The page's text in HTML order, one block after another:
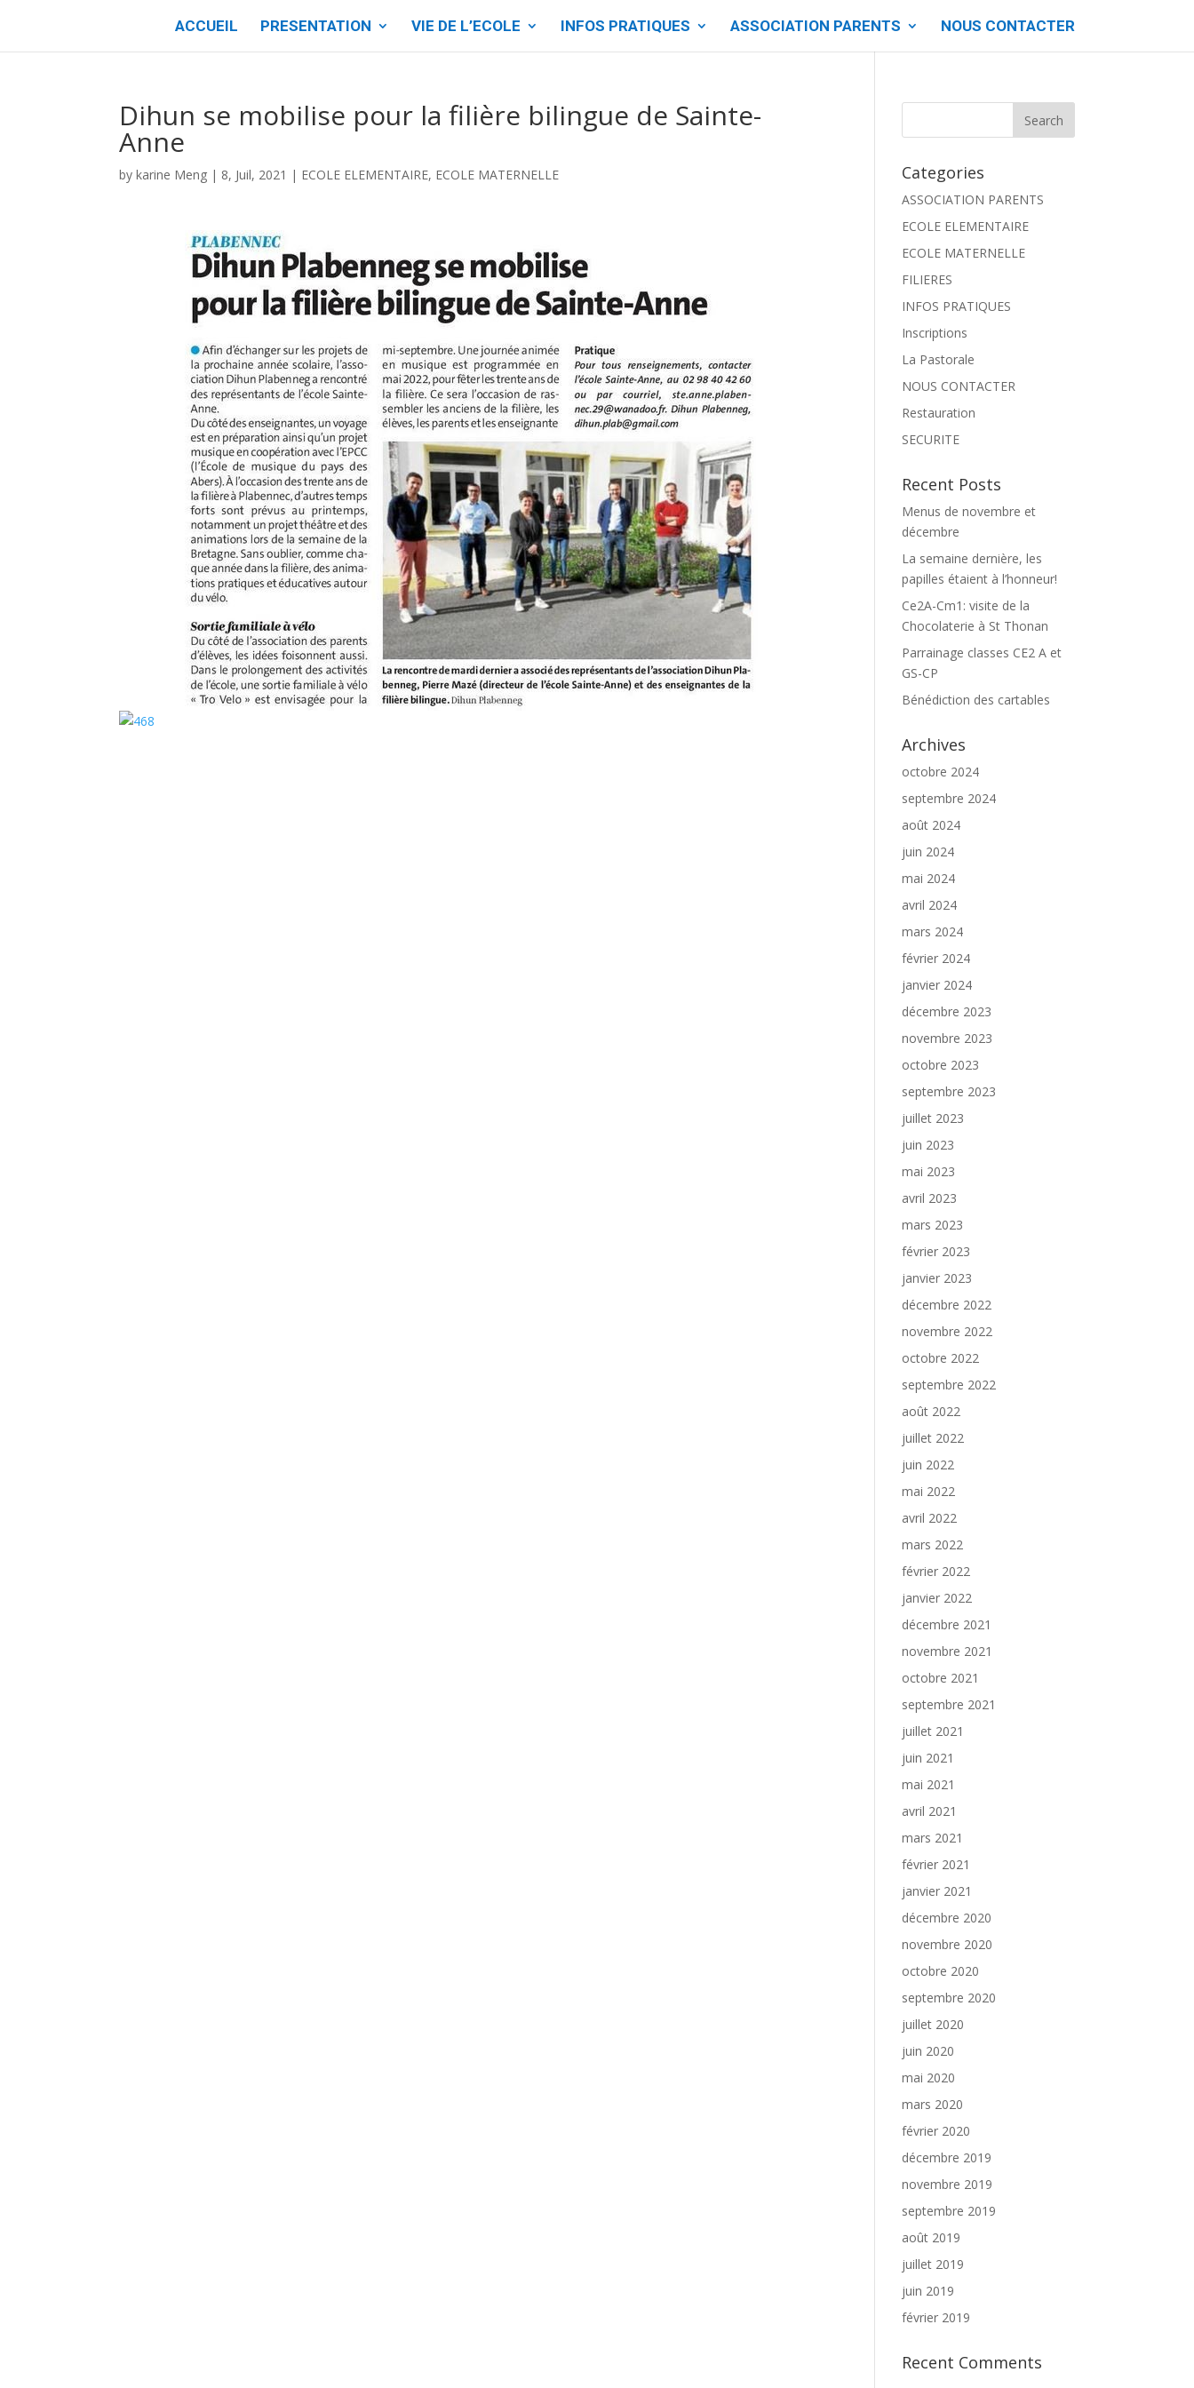
ACCUEIL PRESENTATION VIE DE L’ECOLE INFOS PRATIQUES ASSOCIATION PARENTS NOUS CONTACTER
Dihun se mobilise pour la filière bilingue de Sainte-
Anne
bykarine Meng | 8, Juil, 2021 | ECOLE ELEMENTAIRE, ECOLE MATERNELLE Categories
ASSOCIATION PARENTS
ECOLE ELEMENTAIRE
ECOLE MATERNELLE
FILIERES
INFOS PRATIQUES
Inscriptions
La Pastorale
NOUS CONTACTER
Restauration
SECURITE
Recent Posts
Menus de novembre et
décembre
La semaine dernière, les
papilles étaient à l’honneur!
Ce2A-Cm1: visite de la
Chocolaterie à St Thonan
Parrainage classes CE2 A et
GS-CP
Bénédiction des cartables
Archives
octobre 2024
septembre 2024
août 2024
juin 2024
mai 2024
avril 2024
mars 2024
février 2024
janvier 2024
décembre 2023
novembre 2023
octobre 2023
septembre 2023
juillet 2023
juin 2023
mai 2023
avril 2023
mars 2023
février 2023
janvier 2023
décembre 2022
novembre 2022
octobre 2022
septembre 2022
août 2022
juillet 2022
juin 2022
mai 2022
avril 2022
mars 2022
février 2022
janvier 2022
décembre 2021
novembre 2021
octobre 2021
septembre 2021
juillet 2021
juin 2021
mai 2021
avril 2021
mars 2021
février 2021
janvier 2021
décembre 2020
novembre 2020
octobre 2020
septembre 2020
juillet 2020
juin 2020
mai 2020
mars 2020
février 2020
décembre 2019
novembre 2019
septembre 2019
août 2019
juillet 2019
juin 2019
février 2019
Recent Comments